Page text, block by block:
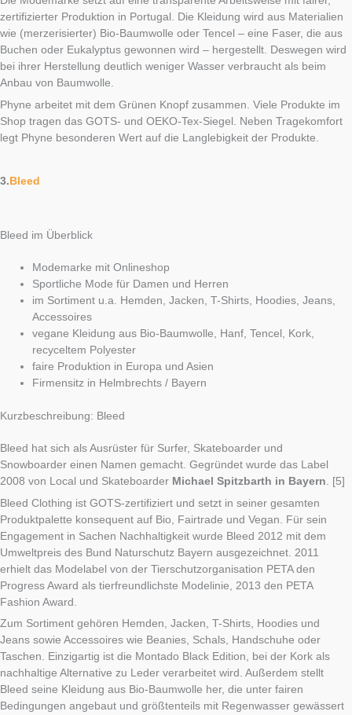
zertifizierter Produktion in Portugal. Die Kleidung wird aus Materialien
wie (merzerisierter) Bio-Baumwolle oder Tencel – eine Faser, die aus
Buchen oder Eukalyptus gewonnen wird – hergestellt. Deswegen wird
bei ihrer Herstellung deutlich weniger Wasser verbraucht als beim
Anbau von Baumwolle.
Phyne arbeitet mit dem Grünen Knopf zusammen. Viele Produkte im
Shop tragen das GOTS- und OEKO-Tex-Siegel. Neben Tragekomfort
legt Phyne besonderen Wert auf die Langlebigkeit der Produkte.
3. Bleed
Bleed im Überblick
Modemarke mit Onlineshop
Sportliche Mode für Damen und Herren
im Sortiment u.a. Hemden, Jacken, T-Shirts, Hoodies, Jeans,
Accessoires
vegane Kleidung aus Bio-Baumwolle, Hanf, Tencel, Kork,
recyceltem Polyester
faire Produktion in Europa und Asien
Firmensitz in Helmbrechts / Bayern
Kurzbeschreibung: Bleed
Bleed hat sich als Ausrüster für Surfer, Skateboarder und
Snowboarder einen Namen gemacht. Gegründet wurde das Label
2008 von Local und Skateboarder Michael Spitzbarth in Bayern . [5]
Bleed Clothing ist GOTS-zertifiziert und setzt in seiner gesamten
Produktpalette konsequent auf Bio, Fairtrade und Vegan. Für sein
Engagement in Sachen Nachhaltigkeit wurde Bleed 2012 mit dem
Umweltpreis des Bund Naturschutz Bayern ausgezeichnet. 2011
erhielt das Modelabel von der Tierschutzorganisation PETA den
Progress Award als tierfreundlichste Modelinie, 2013 den PETA
Fashion Award.
Zum Sortiment gehören Hemden, Jacken, T-Shirts, Hoodies und
Jeans sowie Accessoires wie Beanies, Schals, Handschuhe oder
Taschen. Einzigartig ist die Montado Black Edition, bei der Kork als
nachhaltige Alternative zu Leder verarbeitet wird. Außerdem stellt
Bleed seine Kleidung aus Bio-Baumwolle her, die unter fairen
Bedingungen angebaut und größtenteils mit Regenwasser gewässert